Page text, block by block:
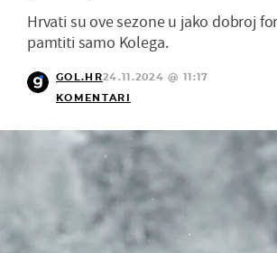
Hrvati su ove sezone u jako dobroj
pamtiti samo Kolega.
GOL.HR24.11.2024 @ 11:17
KOMENTARI